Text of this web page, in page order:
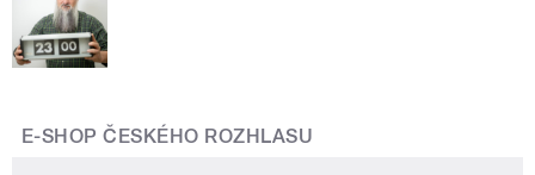
E-SHOP ČESKÉHO ROZHLASU